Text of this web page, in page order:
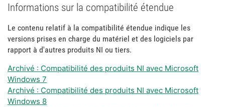
Informations sur la compatibilité étendue
Le contenu relatif à la compatibilité étendue indique les
versions prises en charge du matériel et des logiciels par
rapport à d'autres produits NI ou tiers.
Archivé : Compatibilité des produits NI avec Microsoft
Windows 7
Archivé : Compatibilité des produits NI avec Microsoft
Windows 8